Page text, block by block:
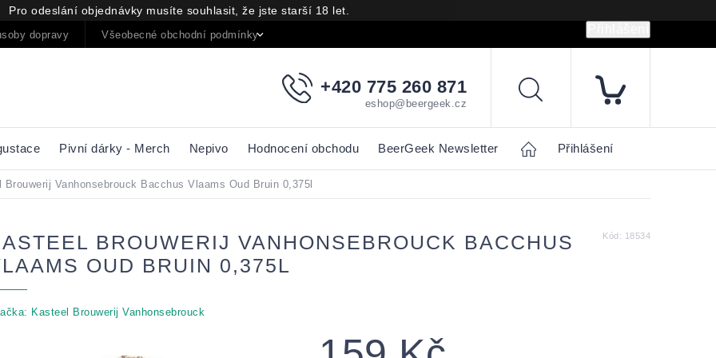
Pro odeslání objednávky musíte souhlasit, že jste starší 18 let.
dopravy Všeobecné obchodní podmínky
+420 775 260 871
eshop@beergeek.cz
Hledat
Pivní dárky - Merch Nepivo Hodnocení obchodu BeerGeek Newsletter Home Přihlášení
Brouwerij Vanhonsebrouck Bacchus Vlaams Oud Bruin 0,375l
BROUWERIJ VANHONSEBROUCK BACCHUS
OUD BRUIN 0,375L
Kód: 18534
Kasteel Brouwerij Vanhonsebrouck